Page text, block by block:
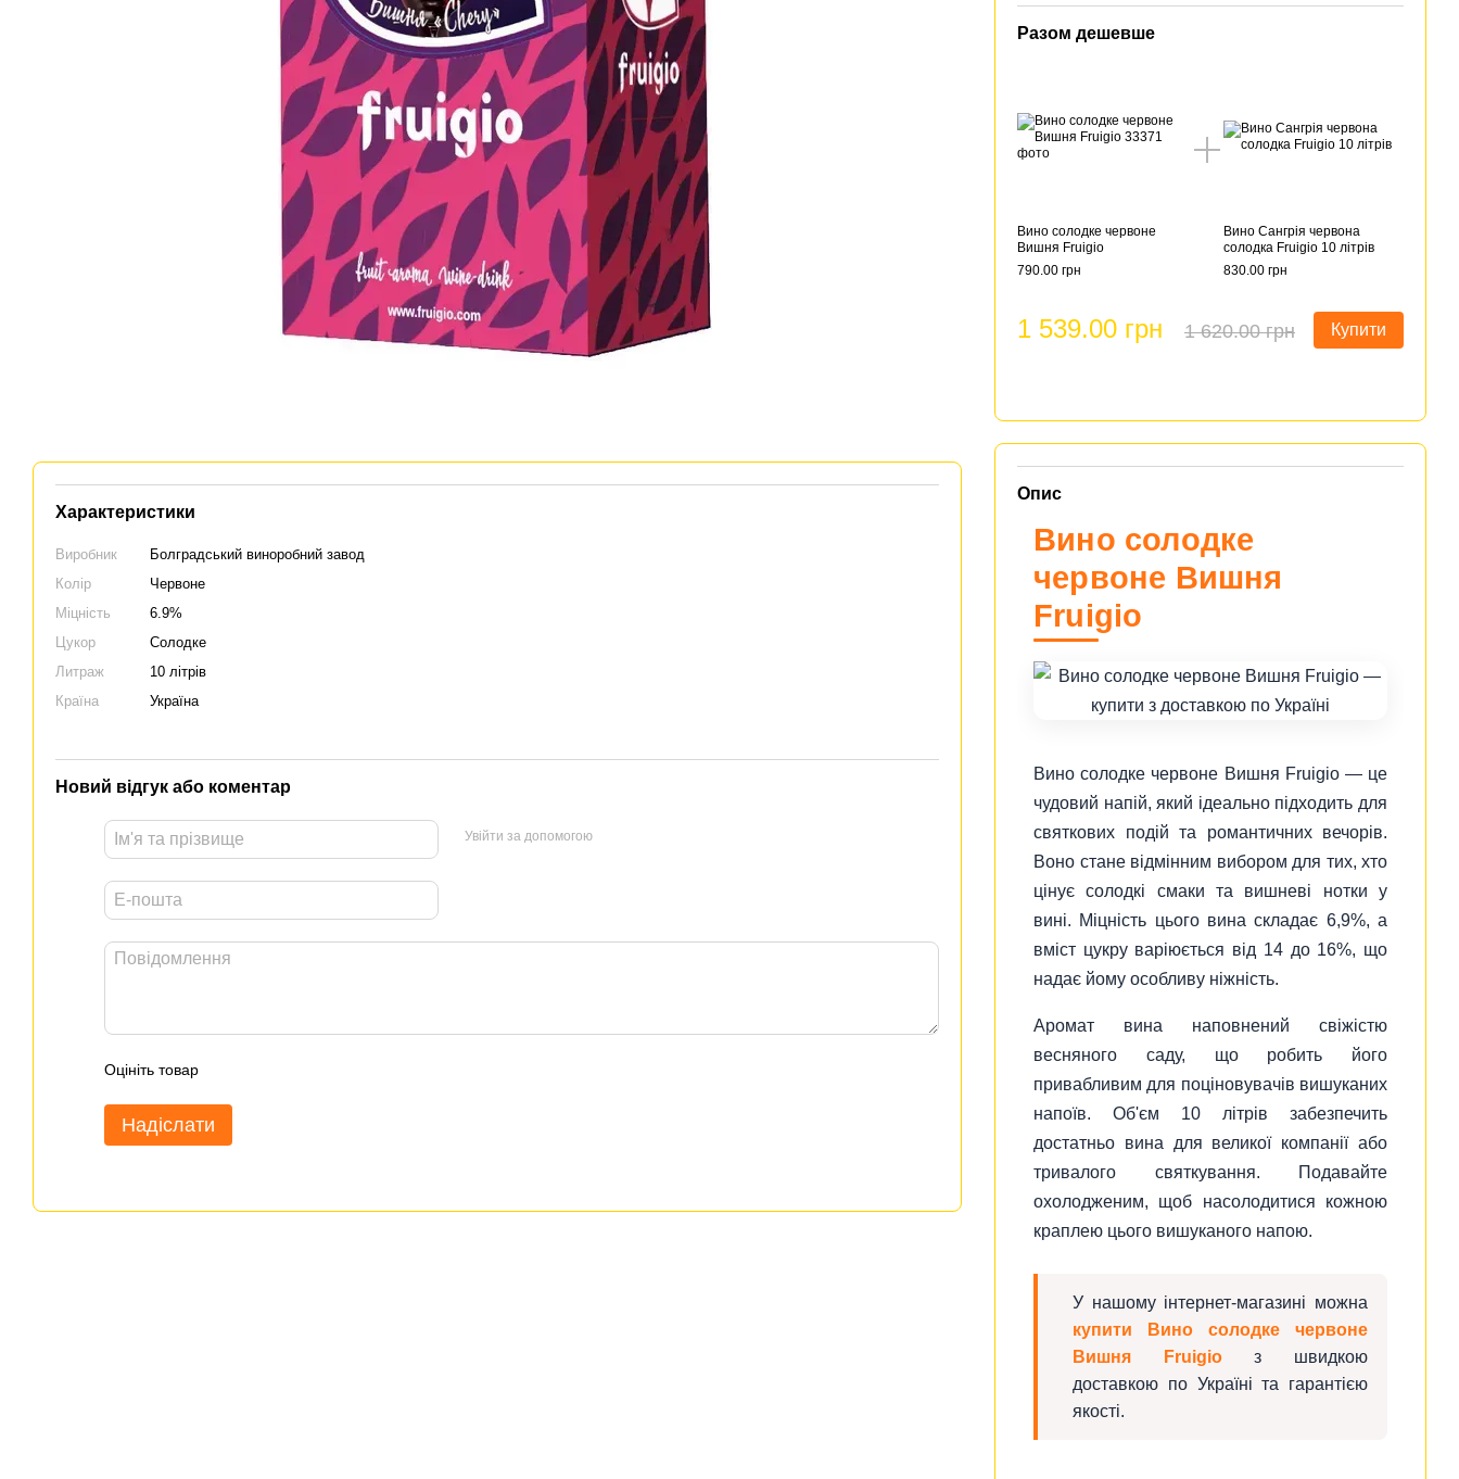
Разом дешевше
Вино солодке червоне
Вишня Fruigio
790.00 грн
Вино Сангрія червона
солодка Fruigio 10 літрів
830.00 грн
1 539.00 грн 1 620.00 грн Купити
Опис
Вино солодке
червоне Вишня
Fruigio
Вино солодке червоне Вишня Fruigio — це
чудовий напій, який ідеально підходить для
святкових подій та романтичних вечорів.
Воно стане відмінним вибором для тих, хто
цінує солодкі смаки та вишневі нотки у
вині. Міцність цього вина складає 6,9%, а
вміст цукру варіюється від 14 до 16%, що
надає йому особливу ніжність.
Аромат вина наповнений свіжістю
весняного саду, що робить його
привабливим для поціновувачів вишуканих
напоїв. Об'єм 10 літрів забезпечить
достатньо вина для великої компанії або
тривалого святкування. Подавайте
охолодженим, щоб насолодитися кожною
краплею цього вишуканого напою.
У нашому інтернет-магазині можна
купити Вино солодке червоне
Вишня Fruigioз швидкою
доставкою по Україні та гарантією
якості.
Характеристики
Виробник
Болградський виноробний завод
Колір
Червоне
Міцність
6.9%
Цукор
Солодке
Литраж
10 літрів
Країна
Україна
Новий відгук або коментар
Увійти за допомогою
Оцініть товар
Надіслати